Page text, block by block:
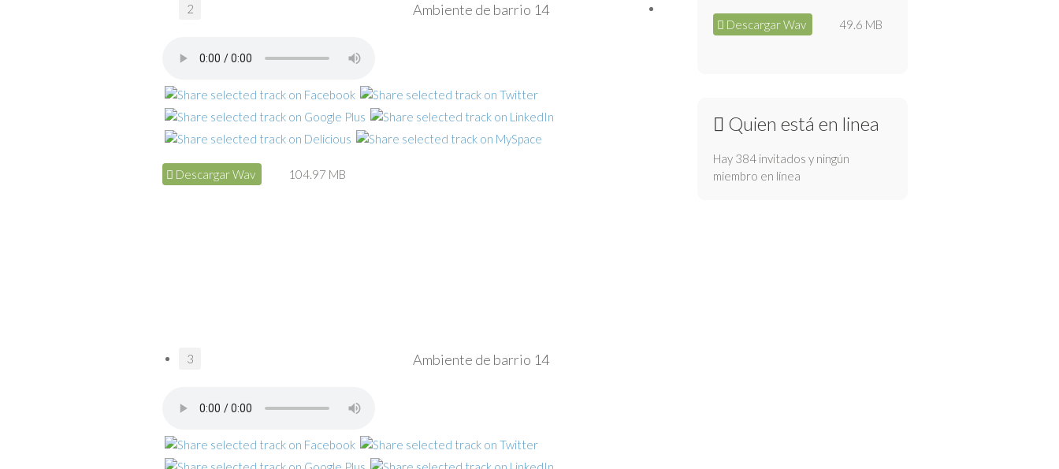
Ambiente de barrio 14
Descargar Wav 104.97 MB
Ambiente de barrio 14
2
3
Descargar Wav 49.6 MB
Quien está en linea
Hay 384 invitados y ningún
miembro en línea